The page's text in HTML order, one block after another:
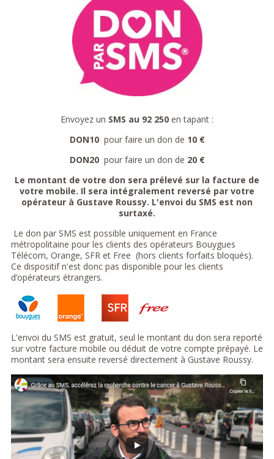
Envoyez un SMS au 92 250 en tapant :
DON10 pour faire un don de 10 €
DON20 pour faire un don de 20 €
Le montant de votre don sera prélevé sur la facture de
votre mobile. Il sera intégralement reversé par votre
opérateur à Gustave Roussy. L'envoi du SMS est non
surtaxé.
Le don par SMS est possible uniquement en France
métropolitaine pour les clients des opérateurs Bouygues
Télécom, Orange, SFR et Free (hors clients forfaits bloqués).
Ce dispositif n'est donc pas disponible pour les clients
d’opérateurs étrangers.
L'envoi du SMS est gratuit, seul le montant du don sera reporté
sur votre facture mobile ou déduit de votre compte prépayé. Le
montant sera ensuite reversé directement à Gustave Roussy.